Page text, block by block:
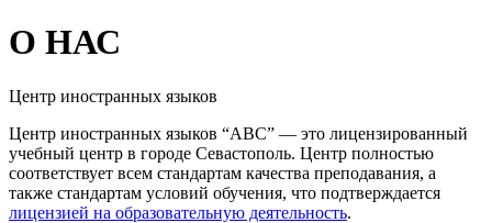
О НАС
Центр иностранных языков
Центр иностранных языков “АВС” — это лицензированный
учебный центр в городе Севастополь. Центр полностью
соответствует всем стандартам качества преподавания, а
также стандартам условий обучения, что подтверждается
лицензией на образовательную деятельность.